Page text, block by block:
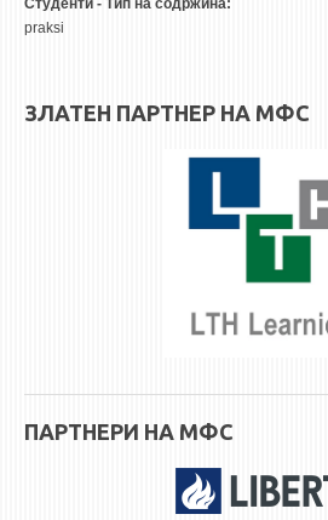
WATERBRIDGING
ИНФОРМАЦИИ ОД ЈАВЕН КАРАКТЕР
ТЕЛЕФОНСКИ ИМЕНИК
ALUMNI MFS
Студенти - Тип на содржина:
praksi
ЗЛАТЕН ПАРТНЕР НА МФС
ПАРТНЕРИ НА МФС